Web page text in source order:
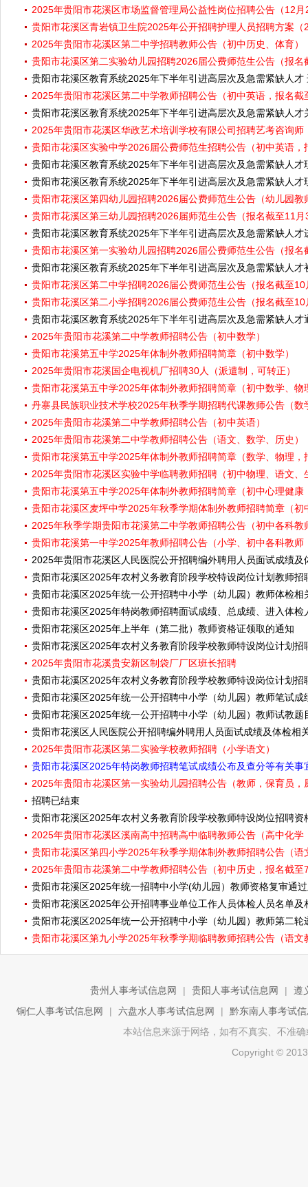
2025年贵阳市花溪区市场监督管理局公益性岗位招聘公告（12
贵阳市花溪区青岩镇卫生院2025年公开招聘护理人员招聘方案
2025年贵阳市花溪区第二中学招聘教师公告（初中历史、体育）
贵阳市花溪区第二实验幼儿园招聘2026届公费师范生公告（报名
贵阳市花溪区教育系统2025年下半年引进高层次及急需紧缺人
2025年贵阳市花溪区第二中学教师招聘公告（初中英语，报名截
贵阳市花溪区教育系统2025年下半年引进高层次及急需紧缺人
2025年贵阳市花溪区华政艺术培训学校有限公司招聘艺考咨询师
贵阳市花溪区实验中学2026届公费师范生招聘公告（初中英语，
贵阳市花溪区教育系统2025年下半年引进高层次及急需紧缺人才
贵阳市花溪区教育系统2025年下半年引进高层次及急需紧缺人才
贵阳市花溪区第四幼儿园招聘2026届公费师范生公告（幼儿园
贵阳市花溪区第三幼儿园招聘2026届师范生公告（报名截至11月
贵阳市花溪区教育系统2025年下半年引进高层次及急需紧缺人
贵阳市花溪区第一实验幼儿园招聘2026届公费师范生公告（报名
贵阳市花溪区教育系统2025年下半年引进高层次及急需紧缺人
贵阳市花溪区第二中学招聘2026届公费师范生公告（报名截至10
贵阳市花溪区第二小学招聘2026届公费师范生公告（报名截至10
贵阳市花溪区教育系统2025年下半年引进高层次及急需紧缺人
2025年贵阳市花溪第二中学教师招聘公告（初中数学）
贵阳市花溪第五中学2025年体制外教师招聘简章（初中数学）
2025年贵阳市花溪国企电视机厂招聘30人（派遣制，可转正）
贵阳市花溪第五中学2025年体制外教师招聘简章（初中数学、物
丹寨县民族职业技术学校2025年秋季学期招聘代课教师公告（数
2025年贵阳市花溪第二中学教师招聘公告（初中英语）
2025年贵阳市花溪第二中学教师招聘公告（语文、数学、历史）
贵阳市花溪第五中学2025年体制外教师招聘简章（数学、物理，
2025年贵阳市花溪区实验中学临聘教师招聘（初中物理、语文、
贵阳市花溪第五中学2025年体制外教师招聘简章（初中心理健康
贵阳市花溪区麦坪中学2025年秋季学期体制外教师招聘简章（初
2025年秋季学期贵阳市花溪第二中学教师招聘公告（初中各科教
贵阳市花溪第一中学2025年教师招聘公告（小学、初中各科教师
2025年贵阳市花溪区人民医院公开招聘编外聘用人员面试成绩及
贵阳市花溪区2025年农村义务教育阶段学校特设岗位计划教师招
贵阳市花溪区2025年统一公开招聘中小学（幼儿园）教师体检相
贵阳市花溪区2025年特岗教师招聘面试成绩、总成绩、进入体
贵阳市花溪区2025年上半年（第二批）教师资格证领取的通知
贵阳市花溪区2025年农村义务教育阶段学校教师特设岗位计划招
2025年贵阳市花溪贵安新区制袋厂厂区班长招聘
贵阳市花溪区2025年农村义务教育阶段学校教师特设岗位计划
贵阳市花溪区2025年统一公开招聘中小学（幼儿园）教师笔试
贵阳市花溪区2025年统一公开招聘中小学（幼儿园）教师试教题
贵阳市花溪区人民医院公开招聘编外聘用人员面试成绩及体检相
2025年贵阳市花溪区第二实验学校教师招聘（小学语文）
贵阳市花溪区2025年特岗教师招聘笔试成绩公布及查分等有关事
2025年贵阳市花溪区第一实验幼儿园招聘公告（教师，保育员
招聘已结束
贵阳市花溪区2025年农村义务教育阶段学校教师特设岗位招聘
2025年贵阳市花溪区溪南高中招聘高中临聘教师公告（高中化
贵阳市花溪区第四小学2025年秋季学期体制外教师招聘公告（
2025年贵阳市花溪第二中学教师招聘公告（初中历史，报名截至
贵阳市花溪区2025年统一招聘中小学(幼儿园）教师资格复审通
贵阳市花溪区2025年公开招聘事业单位工作人员体检人员名单及
贵阳市花溪区2025年统一公开招聘中小学（幼儿园）教师第二
贵阳市花溪区第九小学2025年秋季学期临聘教师招聘公告（语文
贵州人事考试信息网 | 贵阳人事考试信息网 |
遵
铜仁人事考试信息网
| 六盘水人事考试信息网 |
黔东南人事考试
本站信息来源于网络，如有不真实、不准
Copyright ©